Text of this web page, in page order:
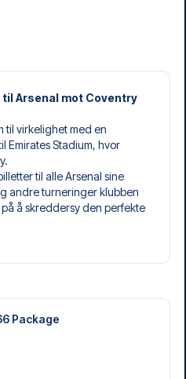
Arsenal mot Coventry
til virkelighet med en
Emirates Stadium, hvor
til alle Arsenal sine
andre turneringer klubben
å skreddersy den perfekte
tilpasset dine preferanser.
fotballbilletter, nøye utvalgte
samt fleksible fly som
se hvilken seksjon du skal
Package